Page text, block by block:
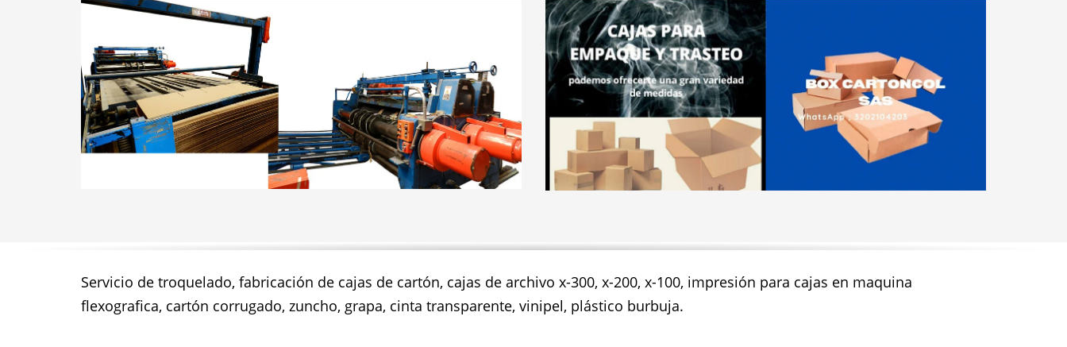
Servicio de troquelado, fabricación de cajas de cartón, cajas de archivo x-300, x-200, x-100, impresión para cajas en maquina
flexografica, cartón corrugado, zuncho, grapa, cinta transparente, vinipel, plástico burbuja.